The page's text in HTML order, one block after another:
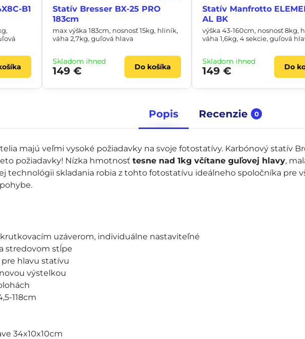
Popis Recenzie 0
majú veľmi vysoké požiadavky na svoje fotostatívy. Karbónový statív
požiadavky! Nízka hmotnosť tesne nad 1kg včítane guľovej hlavy,
technológii skladania robia z tohto fotostatívu ideálneho spoločníka pre
uzáverom, individuálne nastaviteľné
stredovom stĺpe
hlavu statívu
výstelkou
118cm
34x10x10cm
B1
Statív Bresser BX-25 PRO
183cm
max výška 183cm, nosnosť 15kg, hliník,
váha 2,7kg, guľová hlava
Skladom ihneď
149 € Do košíka
Statív Manfrotto
AL BK
výška 43-160cm, nosnosť 8kg,
váha 1,6kg, 4 sekcie, guľová
Skladom ihneď
149 € Do